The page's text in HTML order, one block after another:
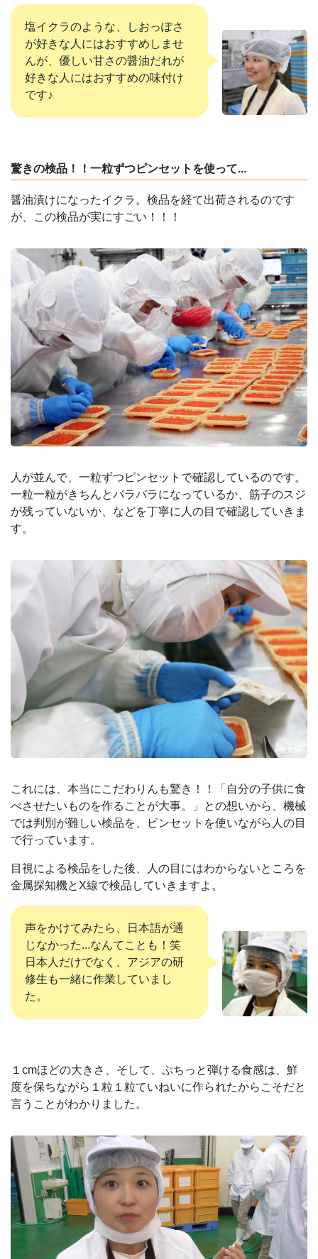
塩イクラのような、しおっぽさ
が好きな人にはおすすめしませ
んが、優しい甘さの醤油だれが
好きな人にはおすすめの味付け
です♪
驚きの検品！！一粒ずつピンセットを使って...
醤油漬けになったイクラ。検品を経て出荷されるのです
が、この検品が実にすごい！！！
人が並んで、一粒ずつピンセットで確認しているのです。
一粒一粒がきちんとバラバラになっているか、筋子のスジ
が残っていないか、などを丁寧に人の目で確認していきま
す。
これには、本当にこだわりんも驚き！！「自分の子供に食
べさせたいものを作ることが大事。」との想いから、機械
では判別が難しい検品を、ピンセットを使いながら人の目
で行っています。
目視による検品をした後、人の目にはわからないところを
金属探知機とX線で検品していきますよ。
声をかけてみたら、日本語が通
じなかった...なんてことも！笑
日本人だけでなく、アジアの研
修生も一緒に作業していまし
た。
１cmほどの大きさ、そして、ぷちっと弾ける食感は、鮮
度を保ちながら１粒１粒ていねいに作られたからこそだと
言うことがわかりました。